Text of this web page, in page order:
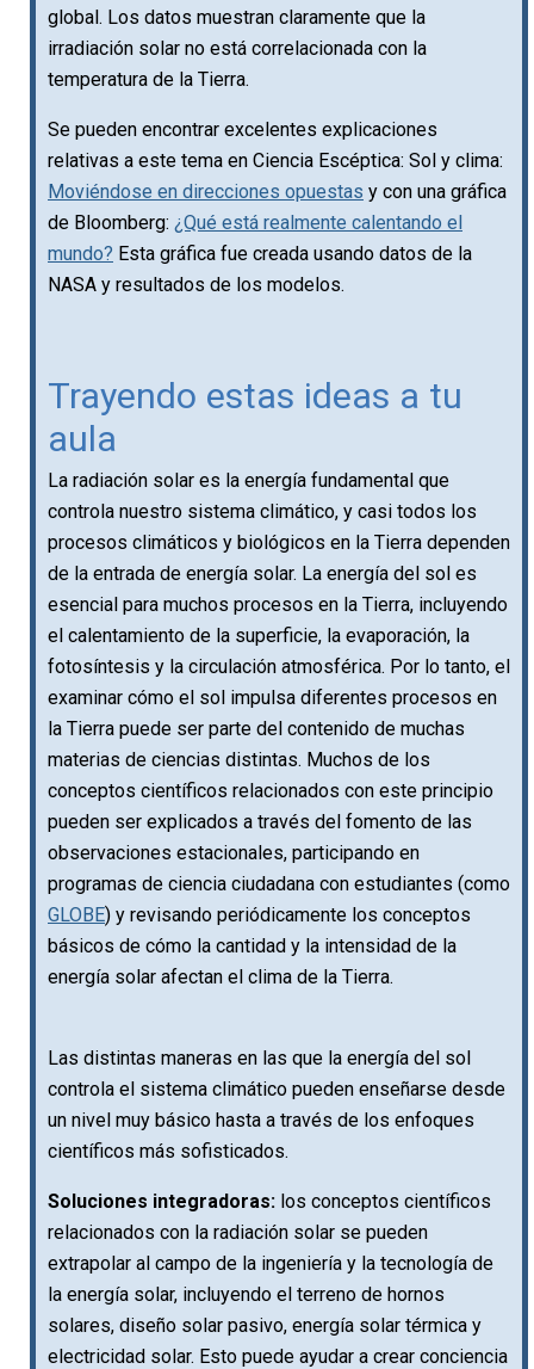
global. Los datos muestran claramente que la
irradiación solar no está correlacionada con la
temperatura de la Tierra.
Se pueden encontrar excelentes explicaciones
relativas a este tema en Ciencia Escéptica: Sol y clima:
Moviéndose en direcciones opuestas y con una gráfica
de Bloomberg: ¿Qué está realmente calentando el
mundo? Esta gráfica fue creada usando datos de la
NASA y resultados de los modelos.
Trayendo estas ideas a tu
aula
La radiación solar es la energía fundamental que
controla nuestro sistema climático, y casi todos los
procesos climáticos y biológicos en la Tierra dependen
de la entrada de energía solar. La energía del sol es
esencial para muchos procesos en la Tierra, incluyendo
el calentamiento de la superficie, la evaporación, la
fotosíntesis y la circulación atmosférica. Por lo tanto, el
examinar cómo el sol impulsa diferentes procesos en
la Tierra puede ser parte del contenido de muchas
materias de ciencias distintas. Muchos de los
conceptos científicos relacionados con este principio
pueden ser explicados a través del fomento de las
observaciones estacionales, participando en
programas de ciencia ciudadana con estudiantes (como
GLOBE) y revisando periódicamente los conceptos
básicos de cómo la cantidad y la intensidad de la
energía solar afectan el clima de la Tierra.
Las distintas maneras en las que la energía del sol
controla el sistema climático pueden enseñarse desde
un nivel muy básico hasta a través de los enfoques
científicos más sofisticados.
Soluciones integradoras: los conceptos científicos
relacionados con la radiación solar se pueden
extrapolar al campo de la ingeniería y la tecnología de
la energía solar, incluyendo el terreno de hornos
solares, diseño solar pasivo, energía solar térmica y
electricidad solar. Esto puede ayudar a crear conciencia